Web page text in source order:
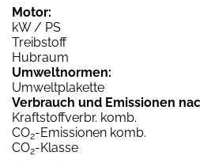
Motor:
kW / PS
Treibstoff
Hubraum
Umweltnormen:
Umweltplakette
Verbrauch und Emissionen
Kraftstoffverbr. komb.
CO2-Emissionen komb.
CO2-Klasse